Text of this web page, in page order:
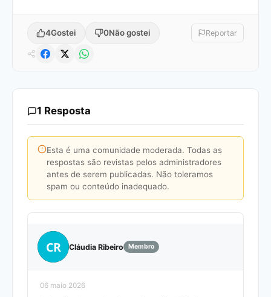
4Gostei 0Não gostei Reportar
1 Resposta
Esta é uma comunidade moderada. Todas as
respostas são revistas pelos administradores
antes de serem publicadas. Não toleramos
spam ou conteúdo inadequado.
CR Cláudia Ribeiro Membro
06 maio 2026